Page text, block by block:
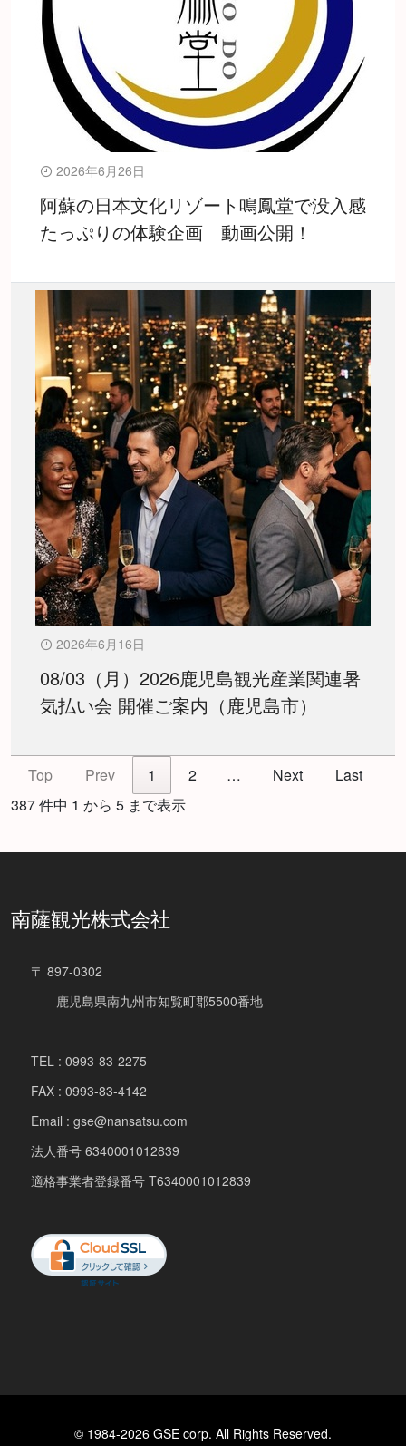
2026年6月26日
阿蘇の日本文化リゾート鳴鳳堂で没入感
たっぷりの体験企画 動画公開！
2026年6月16日
08/03（月）2026鹿児島観光産業関連暑
気払い会 開催ご案内（鹿児島市）
Top Prev 1 2 … Next
Last
387 件中 1 から 5 まで表示
南薩観光株式会社
〒 897-0302
鹿児島県南九州市知覧町郡5500番地
TEL : 0993-83-2275
FAX : 0993-83-4142
Email : gse@nansatsu.com
法人番号 6340001012839
適格事業者登録番号 T6340001012839
© 1984-2026 GSE corp. All Rights Reserved.